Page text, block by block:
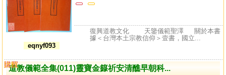
eqnyf093
復興道教文化 天鑒儀範聖澤 關於本書
據＜台灣本土宗教信仰＞壹書，國立...
道教儀範全集(011)靈寶金籙祈安清醮早朝科...
購買
比較